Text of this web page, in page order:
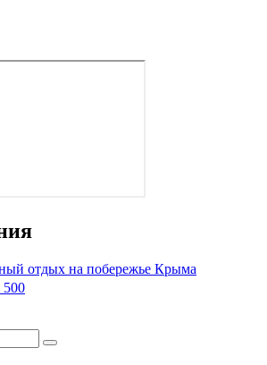
отдых на побережье Крыма
500